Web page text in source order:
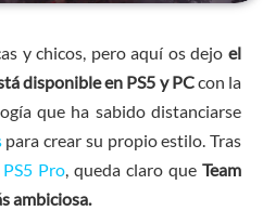
y chicos, pero aquí os dejo el
disponible en PS5 y PCcon la
que ha sabido distanciarse
para crear su propio estilo. Tras
PS5 Pro, queda claro queTeam
ambiciosa.